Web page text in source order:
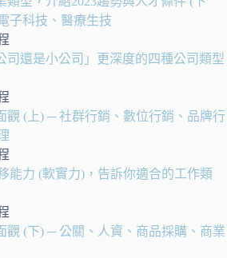
子科技、醫療生技
司還是小公司」更深度的四種公司類型
觀 (上) ─ 社群行銷、數位行銷、品牌行
能力 (軟實力)，告訴你適合的工作類
觀 (下) ─ 公關、人資、商品採購、商業